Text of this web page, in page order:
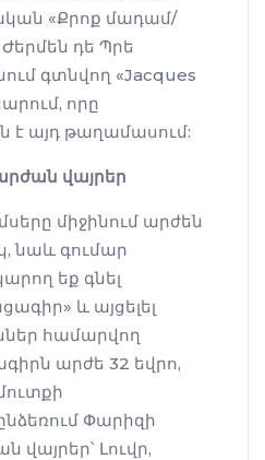
«Քրոք մադամ/
Ժերմեն դե Պրե
գտնվող «Jacques
որը
է այդ թաղամասում:
վայրեր
միջինում արժեն
նաև գումար
եք գնել
և այցելել
համարվող
արժե 32 եվրո,
Փարիզի
Լուվր,